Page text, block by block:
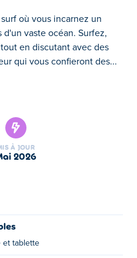
où vous incarnez un
vaste océan. Surfez,
en discutant avec des
qui vous confieront des...
en discutant avec des
qui vous confieront des
des pièces, dépensez-les
est à vous : à vous de
Sharks ?
À JOUR
mai 2026
et tablette